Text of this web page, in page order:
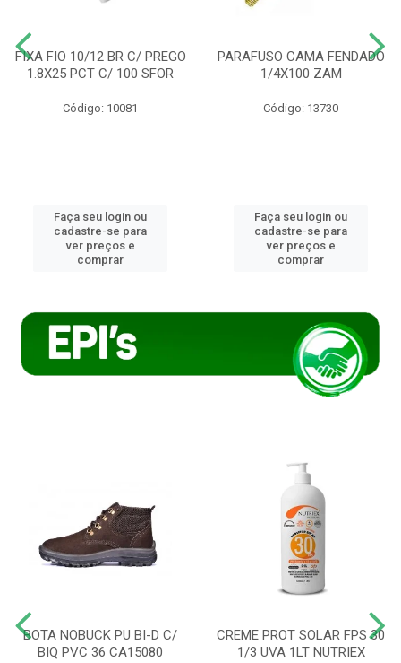
FIXA FIO 10/12 BR C/ PREGO
1.8X25 PCT C/ 100 SFOR
Código: 10081
Faça seu login ou
cadastre-se para
ver preços e
comprar
PARAFUSO CAMA FENDADO
1/4X100 ZAM
Código: 13730
Faça seu login ou
cadastre-se para
ver preços e
comprar
BOTA NOBUCK PU BI-D C/
BIQ PVC 36 CA15080
CREME PROT SOLAR FPS 30
1/3 UVA 1LT NUTRIEX